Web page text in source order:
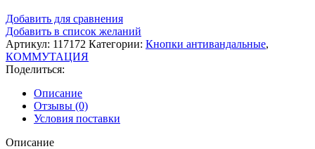
Добавить для сравнения
Добавить в список желаний
Артикул: 117172 Категории: Кнопки антивандальные,
КОММУТАЦИЯ
Поделиться:
Описание
Отзывы (0)
Условия поставки
Описание